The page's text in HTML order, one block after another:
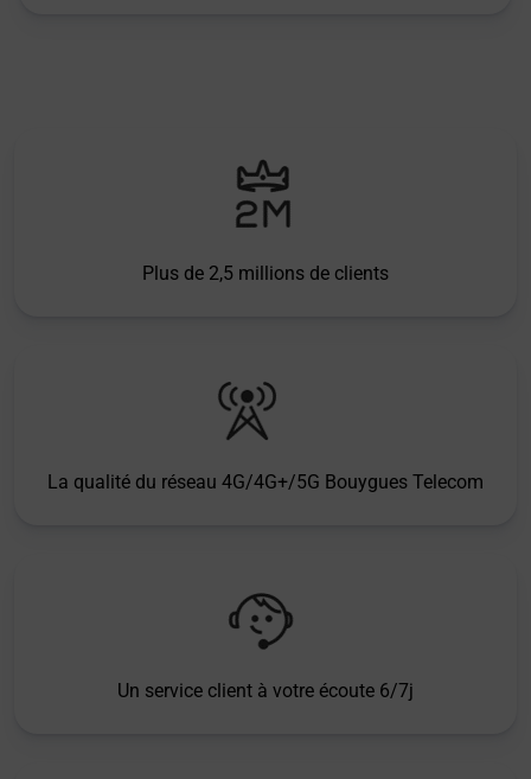
Plus de 2,5 millions de clients
La qualité du réseau 4G/4G+/5G Bouygues Telecom
Un service client à votre écoute 6/7j